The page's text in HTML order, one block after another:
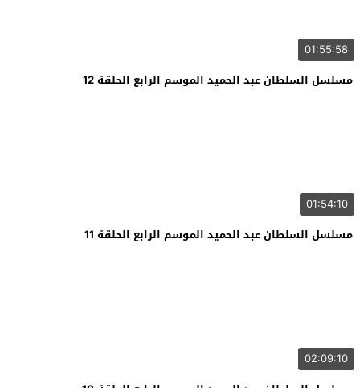
01:55:58
مسلسل السلطان عبد الحميد الموسم الرابع الحلقة 12
01:54:10
مسلسل السلطان عبد الحميد الموسم الرابع الحلقة 11
02:09:10